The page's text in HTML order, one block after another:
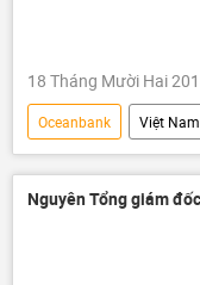
18 Tháng Mười Hai
Oceanbank Việt Nam
PVN
PVEP
Nguyên Tổng giám